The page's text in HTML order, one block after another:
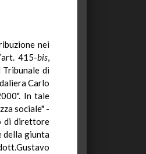
nei
415-bis,
di
Carlo
In tale
sociale" -
di direttore
della giunta